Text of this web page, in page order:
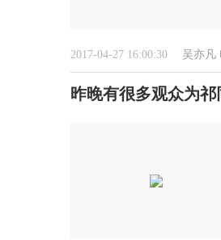
2017-04-27 16:00:30 吴亦凡
昨晚有很多观众为